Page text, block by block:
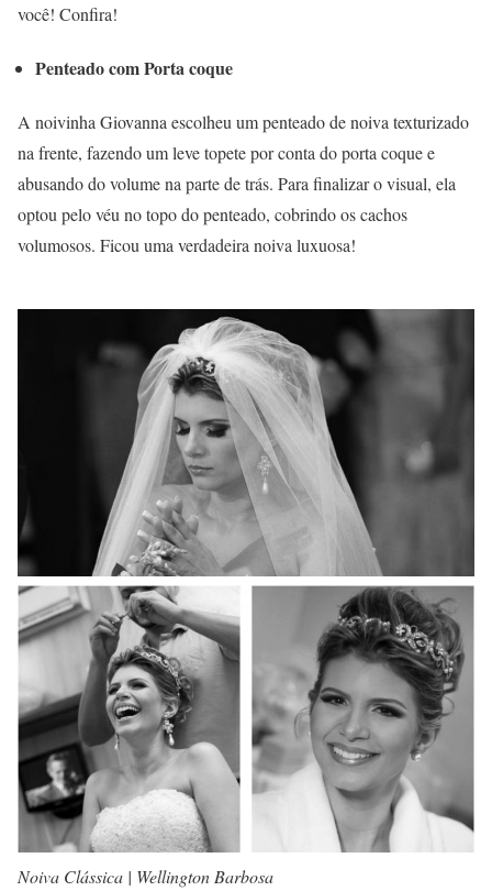
você! Confira!
Penteado com Porta coque
A noivinha Giovanna escolheu um penteado de noiva texturizado
na frente, fazendo um leve topete por conta do porta coque e
abusando do volume na parte de trás. Para finalizar o visual, ela
optou pelo véu no topo do penteado, cobrindo os cachos
volumosos. Ficou uma verdadeira noiva luxuosa!
Noiva Clássica | Wellington Barbosa